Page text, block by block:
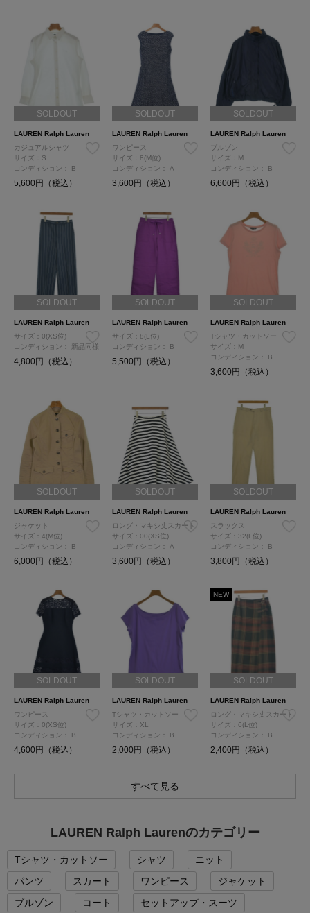
SOLDOUT
LAUREN Ralph Lauren
カジュアルシャツ
サイズ：S
コンディション： B
5,600円（税込）
SOLDOUT
LAUREN Ralph Lauren
ワンピース
サイズ：8(M位)
コンディション：
A
3,600円（税込）
SOLDOUT
LAUREN Ralph Lauren
ブルゾン
サイズ：M
コンディション：
B
6,600円（税込）
SOLDOUT
LAUREN Ralph Lauren
サイズ：0(XS位)
コンディション： 新品同様
4,800円（税込）
SOLDOUT
LAUREN Ralph Lauren
サイズ：8(L位)
コンディション：
B
5,500円（税込）
SOLDOUT
LAUREN Ralph Lauren
Tシャツ・カットソー
サイズ：M
コンディション：
B
3,600円（税込）
SOLDOUT
LAUREN Ralph Lauren
ジャケット
サイズ：4(M位)
コンディション： B
6,000円（税込）
SOLDOUT
LAUREN Ralph Lauren
ロング・マキシ丈スカート
サイズ：00(XS位)
コンディション：
A
3,600円（税込）
SOLDOUT
LAUREN Ralph Lauren
スラックス
サイズ：32(L位)
コンディション：
B
3,800円（税込）
SOLDOUT
LAUREN Ralph Lauren
ワンピース
サイズ：0(XS位)
コンディション： B
4,600円（税込）
SOLDOUT
LAUREN Ralph Lauren
Tシャツ・カットソー
サイズ：XL
コンディション：
B
2,000円（税込）
NEW
SOLDOUT
LAUREN Ralph Lauren
ロング・マキシ丈スカート
サイズ：6(L位)
コンディション：
B
2,400円（税込）
すべて見る
LAUREN Ralph Laurenのカテゴリー
Tシャツ・カットソー シャツ
ニット
パンツ
スカート ワンピース
ジャケット
ブルゾン
コート
セットアップ・スーツ